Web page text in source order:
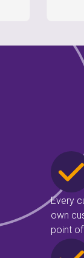
Every
own
point